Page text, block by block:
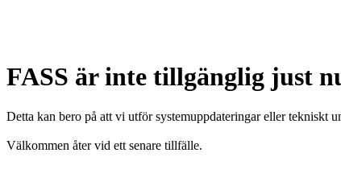
FASS är inte tillgänglig just
Detta kan bero på att vi utför systemuppdateringar eller tekniskt
Välkommen åter vid ett senare tillfälle.